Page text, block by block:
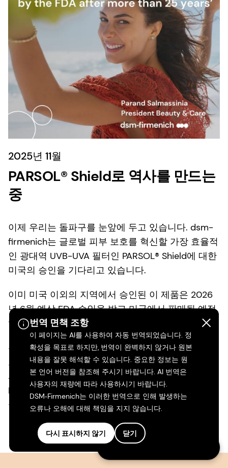
2025년 11월
PARSOL® Shield로 역사를 만드는
중
이제 우리는 돌파구를 눈앞에 두고 있습니다. dsm-
firmenich는 글로벌 피부 보호를 혁신할 가장 효율적
인 광대역 UVB-UVA 필터인 PARSOL® Shield에 대한
미국의 승인을 기다리고 있습니다.
이미 미국 이외의 지역에서 승인된 이 제품은 2026
년 6월 예상 FDA 승인을 받고 미국에서 판매될 예정
입니다.
우리의 차세대 UV 필터는 낮은 농도에서도 광범위하
고 광안정적인 보호를 제공합니다. 우수한 피부 감촉
과 미생물군 친화성, 강력한 친환경 프로필을 갖춘
PARSOL® Shield는 FDA 승인 후 품질에 대한 새로운
글로벌 기준을 설정할 준비가 되어 있습니다.
번역 면책 조항
이 페이지는 AI를 사용하여 자동 번역되었습니다. 정
확성을 목표로 하지만, 번역이 완벽하지 않거나 원본
내용을 잘못 해석할 수 있습니다. 중요한 정보는 원
본 언어 버전을 참조해 주시기 바랍니다. AI 번역은
사용자의 재량에 따라 사용하시기 바랍니다.
DSM‑Firmenich는 이러한 번역으로 인해 발생하는
오류나 오해에 대해 책임을 지지 않습니다.
다시 표시하지 않기 닫기
Connect with our experts